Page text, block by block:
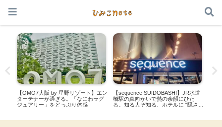
【OMO7大阪 by 星野リゾート】エン
ターテナーが過ぎる。「なにわラグ
ジュアリー」をどっぷり体感
【sequence SUIDOBASHI】JR水道
橋駅の真向かいで熱の余韻にひた
る。知る人ぞ知る、ホテルに “隠され